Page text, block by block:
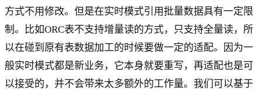
方式不用修改。但是在实时模式引用批量数据具有一定限
制。比如ORC表不支持增量读的方式，只支持全量读，所
以在碰到原有表数据加工的时候要做一定的适配。因为一
般实时模式都是新业务，它本身就要重写，再适配也是可
以接受的，并不会带来太多额外的工作量。我们可以基于